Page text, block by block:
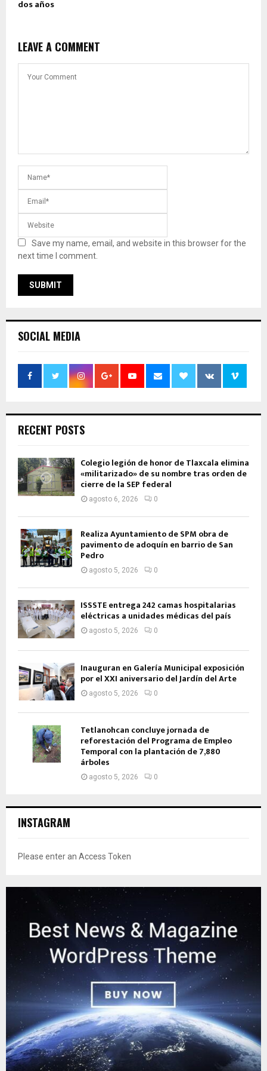
dos años
LEAVE A COMMENT
Save my name, email, and website in this browser for the
next time I comment.
SOCIAL MEDIA
RECENT POSTS
Colegio legión de honor de Tlaxcala elimina
«militarizado» de su nombre tras orden de
cierre de la SEP federal
agosto 6, 2026 0
Realiza Ayuntamiento de SPM obra de
pavimento de adoquín en barrio de San
Pedro
agosto 5, 2026 0
ISSSTE entrega 242 camas hospitalarias
eléctricas a unidades médicas del país
agosto 5, 2026 0
Inauguran en Galería Municipal exposición
por el XXI aniversario del Jardín del Arte
agosto 5, 2026 0
Tetlanohcan concluye jornada de
reforestación del Programa de Empleo
Temporal con la plantación de 7,880
árboles
agosto 5, 2026 0
INSTAGRAM
Please enter an Access Token